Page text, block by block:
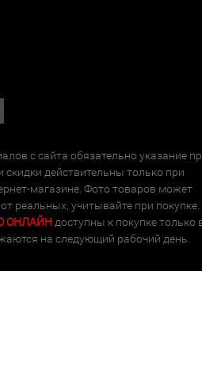
с сайта обязательно указание
действительны только при
магазине. Фото товаров может
реальных, учитывайте при покупке.
ОНЛАЙН доступны к покупке только
на следующий рабочий день.